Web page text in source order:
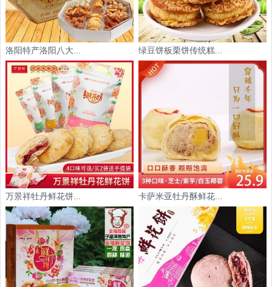
洛阳特产洛阳八大... 绿豆饼板栗饼传统糕...
万景祥牡丹鲜花饼... 卡萨米亚牡丹酥鲜花...